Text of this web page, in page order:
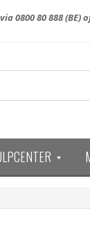
0800 80 888(BE)